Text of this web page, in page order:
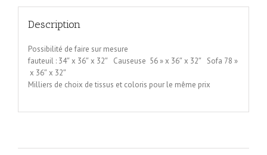
Description
Possibilité de faire sur mesure
fauteuil : 34″ x 36″ x 32″ Causeuse 56 » x 36″ x 32″ Sofa 78 »
x 36″ x 32″
Milliers de choix de tissus et coloris pour le même prix